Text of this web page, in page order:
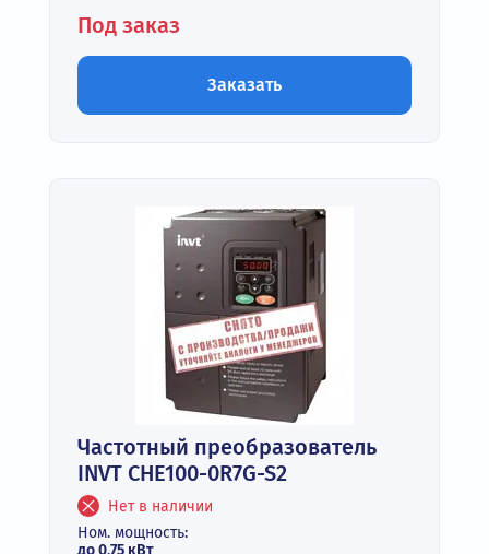
Под заказ
Заказать
Частотный преобразователь
INVT CHE100-0R7G-S2
Нет в наличии
Ном. мощность:
до 0,75 кВт